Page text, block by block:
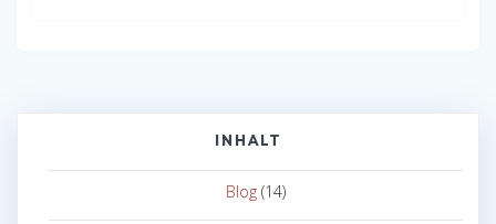
INHALT
Blog (14)